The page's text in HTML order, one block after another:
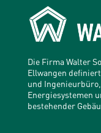
Die Firma Walter
Ellwangen
und
Energiesystemen
bestehender